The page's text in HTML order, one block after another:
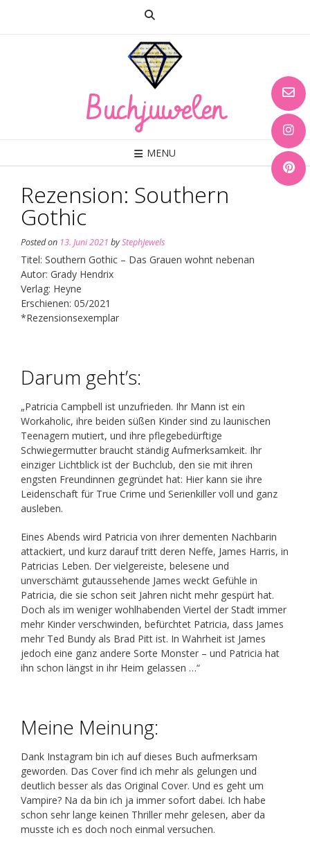
Buchjuwelen
MENU
Rezension: Southern
Gothic
Posted on 13. Juni 2021 byStephJewels
Titel: Southern Gothic – Das Grauen wohnt nebenan
Autor: Grady Hendrix
Verlag: Heyne
Erschienen: 05/2021
*Rezensionsexemplar
Darum geht’s:
„Patricia Campbell ist unzufrieden. Ihr Mann ist ein
Workaholic, ihre beiden süßen Kinder sind zu launischen
Teenagern mutiert, und ihre pflegebedürftige
Schwiegermutter braucht ständig Aufmerksamkeit. Ihr
einziger Lichtblick ist der Buchclub, den sie mit ihren
engsten Freundinnen gegründet hat: Hier kann sie ihre
Leidenschaft für True Crime und Serienkiller voll und ganz
ausleben.
Eines Abends wird Patricia von ihrer dementen Nachbarin
attackiert, und kurz darauf tritt deren Neffe, James Harris, in
Patricias Leben. Der vielgereiste, belesene und
unverschämt gutaussehende James weckt Gefühle in
Patricia, die sie schon seit Jahren nicht mehr gespürt hat.
Doch als im weniger wohlhabenden Viertel der Stadt immer
mehr Kinder verschwinden, befürchtet Patricia, dass James
mehr Ted Bundy als Brad Pitt ist. In Wahrheit ist James
jedoch eine ganz andere Sorte Monster – und Patricia hat
ihn schon längst in ihr Heim gelassen …“
Meine Meinung:
Dank Instagram bin ich auf dieses Buch aufmerksam
geworden. Das Cover find ich mehr als gelungen und
deutlich besser als das Original Cover. Und es geht um
Vampire? Na da bin ich ja immer sofort dabei. Ich habe
schon sehr lange keinen Thriller mehr gelesen, aber da
musste ich es doch noch einmal versuchen.